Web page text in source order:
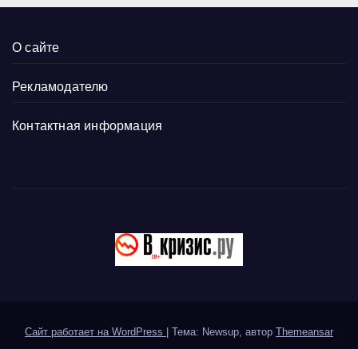
О сайте
Рекламодателю
Контактная информация
Сайт работает на WordPress Тема: Newsup, автор Themeansar